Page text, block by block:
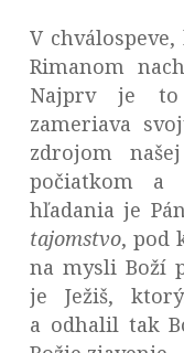
V
Rimanom
Najprv je
zameriava
zdrojom
počiatkom a
hľadania je
tajomstvo, pod
na mysli Boží
je Ježiš,
a odhalil tak